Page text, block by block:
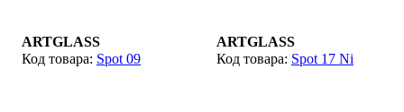
ARTGLASS
Spot 09
ARTGLASS
Spot 17 Ni